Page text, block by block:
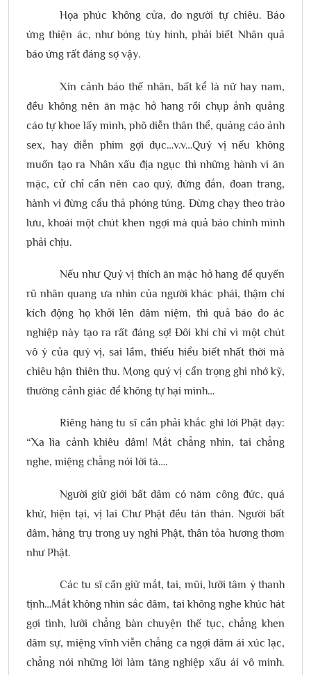
Họa phúc không cửa, do người tự chiêu. Báo
ứng thiện ác, như bóng tùy hình, phải biết Nhân quả
báo ứng rất đáng sợ vậy.
Xin cảnh báo thế nhân, bất kể là nữ hay nam,
đều không nên ăn mặc hở hang rồi chụp ảnh quảng
cáo tự khoe lấy mình, phô diễn thân thể, quảng cáo ảnh
sex, hay diễn phim gợi dục…v.v…Quý vị nếu không
muốn tạo ra Nhân xấu địa ngục thì những hành vi ăn
mặc, cử chỉ cần nên cao quý, đứng đắn, đoan trang,
hành vi đừng cẩu thả phóng túng. Đừng chạy theo trào
lưu, khoái một chút khen ngợi mà quả báo chính mình
phải chịu.
Nếu như Quý vị thích ăn mặc hở hang để quyến
rũ nhãn quang ưa nhìn của người khác phái, thậm chí
kích động họ khởi lên dâm niệm, thì quả báo do ác
nghiệp này tạo ra rất đáng sợ! Đôi khi chỉ vì một chút
vô ý của quý vị, sai lầm, thiếu hiểu biết nhất thời mà
chiêu hận thiên thu. Mong quý vị cẩn trọng ghi nhớ kỹ,
thường cảnh giác để không tự hại mình…
Riêng hàng tu sĩ cần phải khắc ghi lời Phật dạy:
“Xa lìa cảnh khiêu dâm! Mắt chẳng nhìn, tai chẳng
nghe, miệng chẳng nói lời tà….
Người giữ giới bất dâm có năm công đức, quá
khứ, hiện tại, vị lai Chư Phật đều tán thán. Người bất
dâm, hằng trụ trong uy nghi Phật, thân tỏa hương thơm
như Phật.
Các tu sĩ cần giữ mắt, tai, mũi, lưỡi tâm ý thanh
tịnh…Mắt không nhìn sắc dâm, tai không nghe khúc hát
gợi tình, lưỡi chẳng bàn chuyện thế tục, chẳng khen
dâm sự, miệng vĩnh viễn chẳng ca ngợi dâm ái xúc lạc,
chẳng nói những lời làm tăng nghiệp xấu ái vô minh.